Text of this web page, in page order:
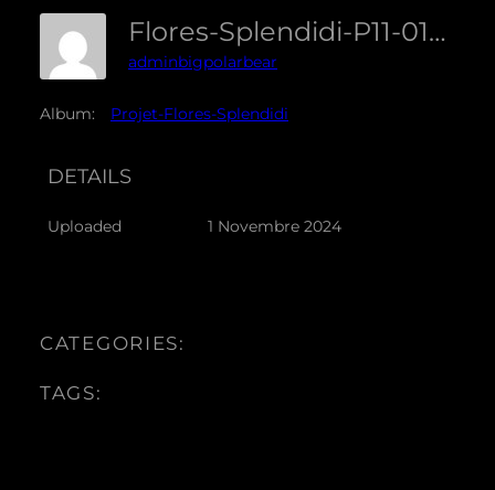
Flores-Splendidi-P11-01-Allium-Cristophii
adminbigpolarbear
Album: Projet-Flores-Splendidi
DETAILS
Uploaded 1 Novembre 2024
CATEGORIES:
TAGS: